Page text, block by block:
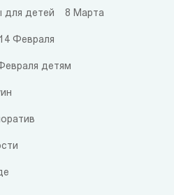
для детей 8 Марта
14 Февраля
детям